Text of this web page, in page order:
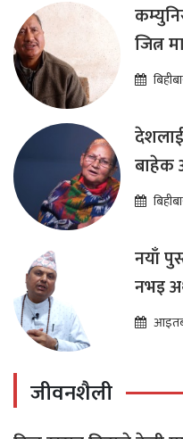
जित्न
विप्लव
बाहेक
शाक्य
नयाँ
नभइ
तारा
जीवनशैली